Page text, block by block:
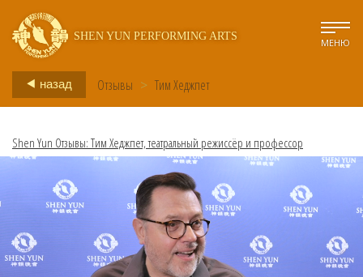
SHEN YUN PERFORMING ARTS
МЕНЮ
назад Отзывы > Тим Хеджпет
Shen Yun Отзывы: Тим Хеджпет, театральный режиссёр и профессор